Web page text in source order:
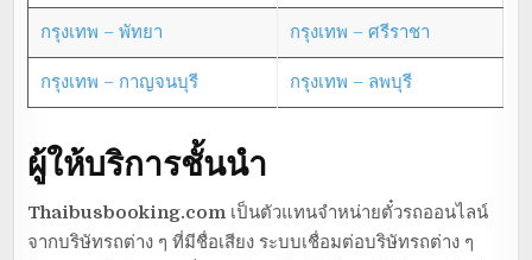
กรุงเทพ – พัทยา กรุงเทพ – ศรีราชา
กรุงเทพ – กาญจนบุรี กรุงเทพ – ลพบุรี
ผู้ให้บริการชั้นนำ
Thaibusbooking.com เป็นตัวแทนจำหน่ายตั๋วรถออนไลน์
จากบริษัทรถต่าง ๆ ที่มีชื่อเสียง ระบบเชื่อมต่อบริษัทรถต่าง ๆ